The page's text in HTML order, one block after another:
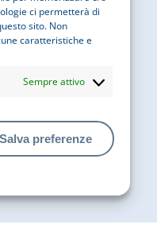
ci permetterà di
sito. Non
caratteristiche e
Sempre attivo
Salva preferenze